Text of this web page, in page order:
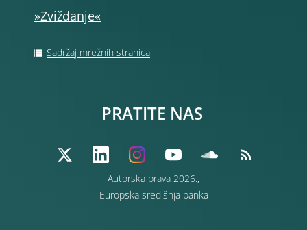
»Zviždanje«
Sadržaj mrežnih stranica
Autorska prava 2026.,
Europska središnja banka
PRATITE NAS